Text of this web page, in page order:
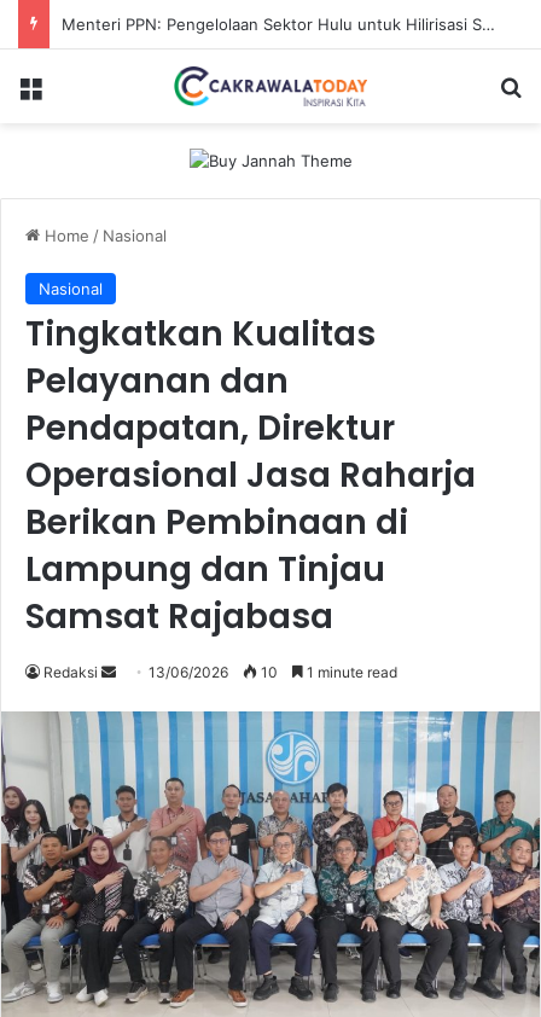
Menteri PPN: Pengelolaan Sektor Hulu untuk Hilirisasi Sawit
Menu
Home / Nasional
Nasional
Tingkatkan Kualitas
Pelayanan dan
Pendapatan, Direktur
Operasional Jasa Raharja
Berikan Pembinaan di
Lampung dan Tinjau
Samsat Rajabasa
Redaksi
Send
email
13/06/2026 10 1 minute read